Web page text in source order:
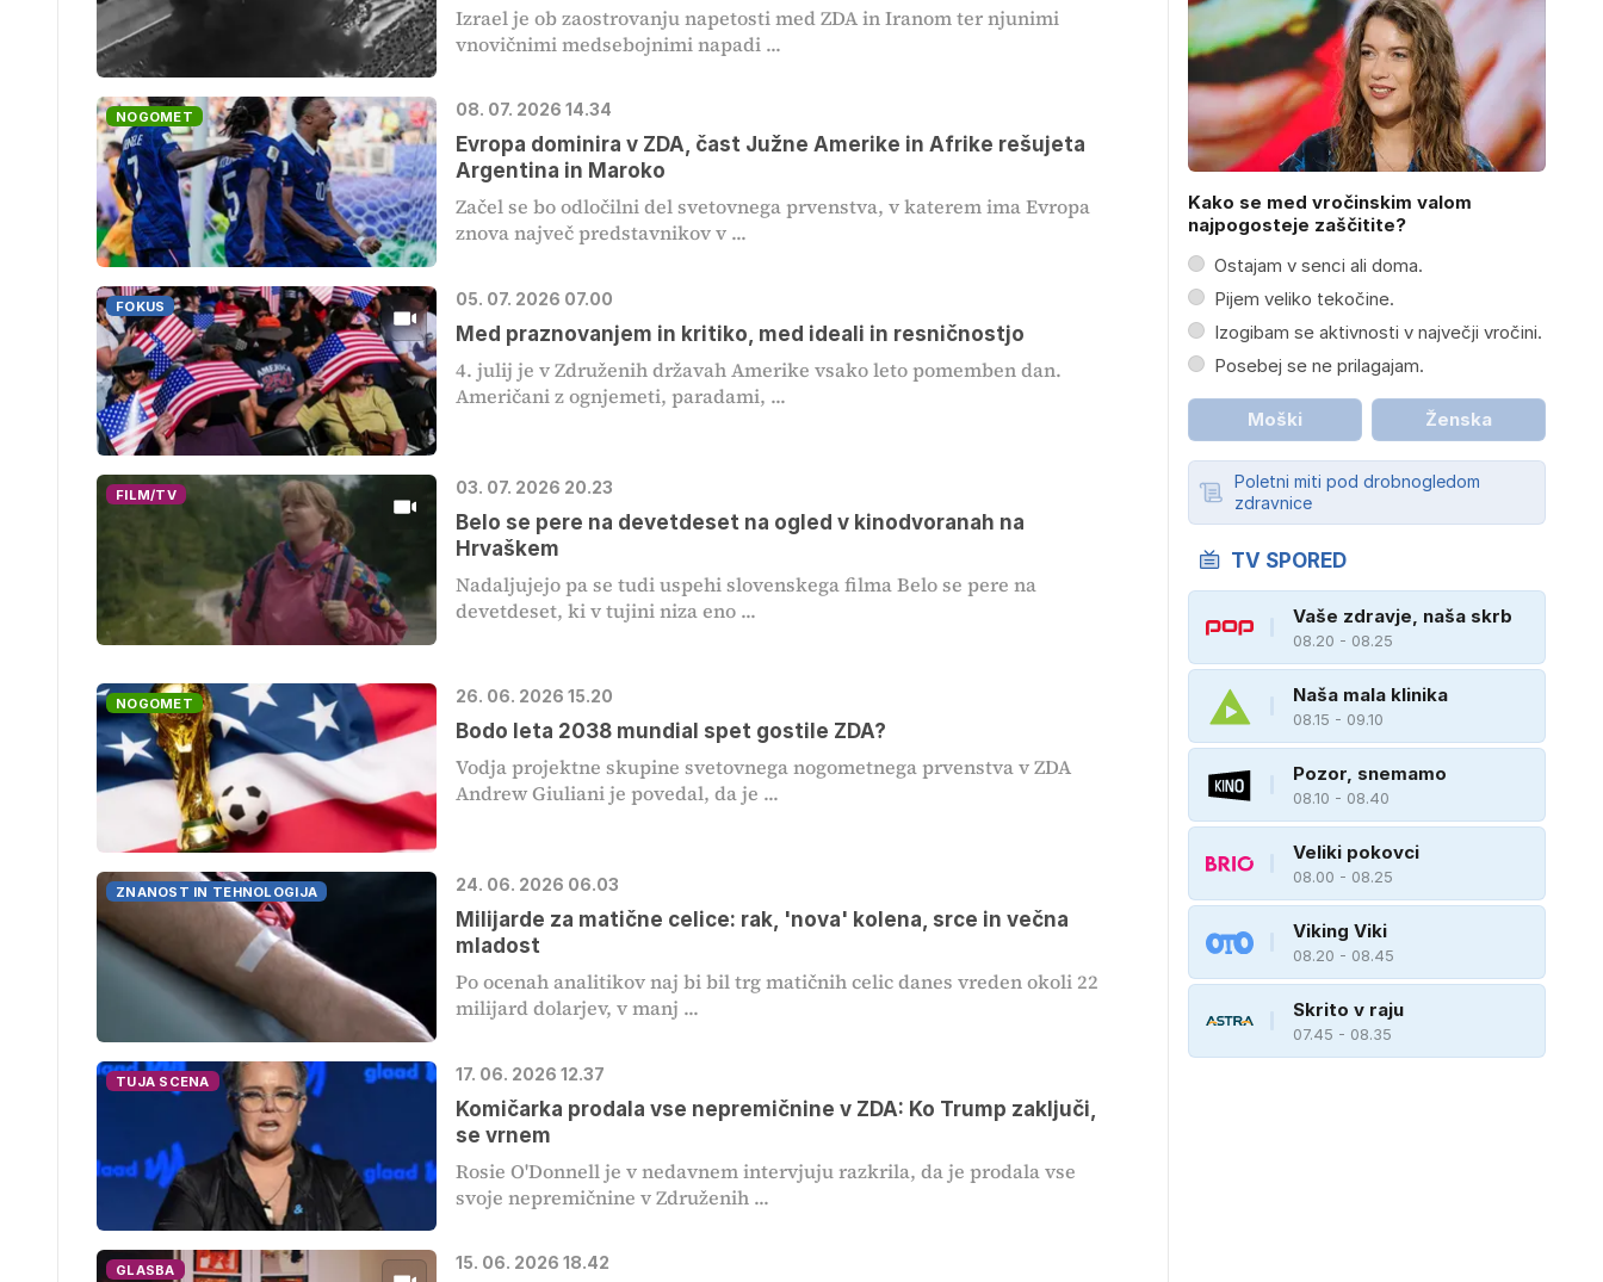
Izrael je ob zaostrovanju napetosti med ZDA in Iranom ter njunimi
vnovičnimi medsebojnimi napadi ...
NOGOMET 08. 07. 2026 14.34
Evropa dominira v ZDA, čast Južne Amerike in Afrike rešujeta
Argentina in Maroko
Začel se bo odločilni del svetovnega prvenstva, v katerem ima Evropa
znova največ predstavnikov v ...
FOKUS 05. 07. 2026 07.00
Med praznovanjem in kritiko, med ideali in resničnostjo
4. julij je v Združenih državah Amerike vsako leto pomemben dan.
Američani z ognjemeti, paradami, ...
FILM/TV 03. 07. 2026 20.23
Belo se pere na devetdeset na ogled v kinodvoranah na
Hrvaškem
Nadaljujejo pa se tudi uspehi slovenskega filma Belo se pere na
devetdeset, ki v tujini niza eno ...
NOGOMET 26. 06. 2026 15.20
Bodo leta 2038 mundial spet gostile ZDA?
Vodja projektne skupine svetovnega nogometnega prvenstva v ZDA
Andrew Giuliani je povedal, da je ...
ZNANOST IN TEHNOLOGIJA 24. 06. 2026 06.03
Milijarde za matične celice: rak, 'nova' kolena, srce in večna
mladost
Po ocenah analitikov naj bi bil trg matičnih celic danes vreden okoli 22
milijard dolarjev, v manj ...
TUJA SCENA 17. 06. 2026 12.37
Komičarka prodala vse nepremičnine v ZDA: Ko Trump zaključi,
se vrnem
Rosie O'Donnell je v nedavnem intervjuju razkrila, da je prodala vse
svoje nepremičnine v Združenih ...
GLASBA 15. 06. 2026 18.42
Kako se med vročinskim valom
najpogosteje zaščitite?
Ostajam v senci ali doma.
Pijem veliko tekočine.
Izogibam se aktivnosti v največji vročini.
Posebej se ne prilagajam.
Moški Ženska
Poletni miti pod drobnogledom
zdravnice
TV SPORED
Vaše zdravje, naša skrb
08.20 - 08.25
Naša mala klinika
08.15 - 09.10
Pozor, snemamo
08.10 - 08.40
Veliki pokovci
08.00 - 08.25
Viking Viki
08.20 - 08.45
Skrito v raju
07.45 - 08.35